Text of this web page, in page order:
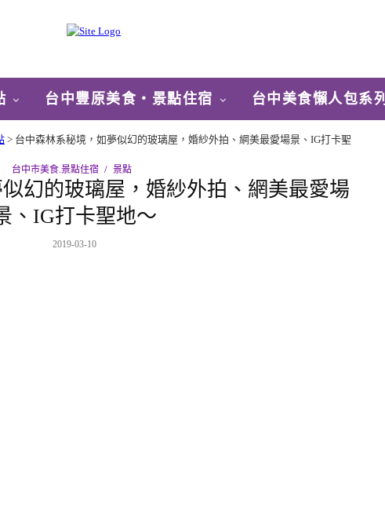
台中豐原美食‧景點住宿 台中美食懶人包系列
> 台中森林系秘境，如夢似幻的玻璃屋，婚紗外拍、網美最愛場景、IG打卡聖
台中市美食.景點住宿 景點
幻的玻璃屋，婚紗外拍、網美最愛場
、IG打卡聖地～
2019-03-10